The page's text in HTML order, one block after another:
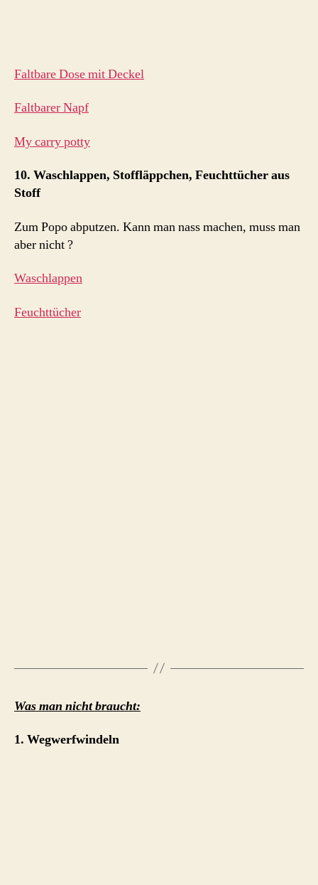
Faltbare Dose mit Deckel
Faltbarer Napf
My carry potty
10. Waschlappen, Stoffläppchen, Feuchttücher aus
Stoff
Zum Popo abputzen. Kann man nass machen, muss man
aber nicht ?
Waschlappen
Feuchttücher
Was man nicht braucht:
1. Wegwerfwindeln